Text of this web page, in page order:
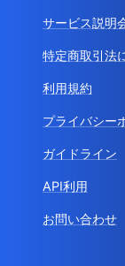
サービス説明
特定商取引法
利用規約
プライバシー
ガイドライン
API利用
お問い合わせ